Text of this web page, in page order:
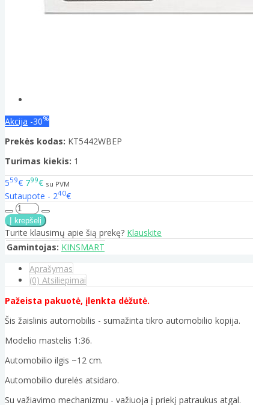
Akcija -30%
Prekės kodas: KT5442WBEP
Turimas kiekis: 1
559€ 799€ su PVM
Sutaupote - 240€
Turite klausimų apie šią prekę? Klauskite
Gamintojas: KINSMART
Aprašymas
(0) Atsiliepimai
Pažeista pakuotė, įlenkta dėžutė.
Šis žaislinis automobilis - sumažinta tikro automobilio kopija.
Modelio mastelis 1:36.
Automobilio ilgis ~12 cm.
Automobilio durelės atsidaro.
Su važiavimo mechanizmu - važiuoja į priekį patraukus atgal.